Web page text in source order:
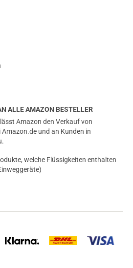
ALLE AMAZON BESTELLER
Amazon den Verkauf von
und an Kunden in
welche Flüssigkeiten enthalten